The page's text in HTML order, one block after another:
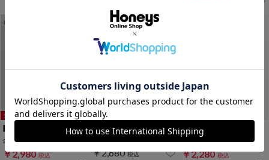
金釦付クルーカーデ
￥2,980 税込
￥2,680 税込
きれいめフーデッドカーデ
￥2,280 税込